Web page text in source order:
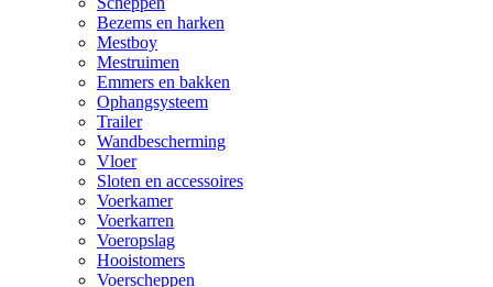
Bezems en harken
Mestboy
Mestruimen
Emmers en bakken
Ophangsysteem
Trailer
Wandbescherming
Vloer
Sloten en accessoires
Voerkamer
Voerkarren
Voeropslag
Hooistomers
Voerscheppen